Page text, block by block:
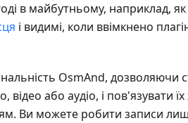
в майбутньому, наприклад,
і видимі, коли ввімкнено
OsmAnd, дозволяючи
або аудіо, і пов'язувати їх
Ви можете робити записи